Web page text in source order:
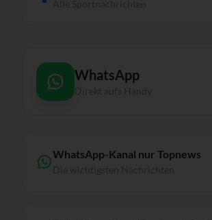
WhatsApp
WhatsApp-Kanal nur Topnews